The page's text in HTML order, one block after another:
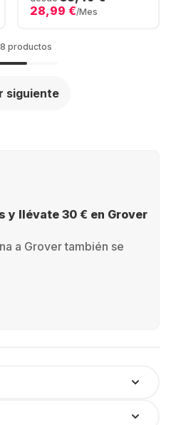
28,99 €/Mes
productos
siguiente
y llévate 30 € en Grover
a Grover también se